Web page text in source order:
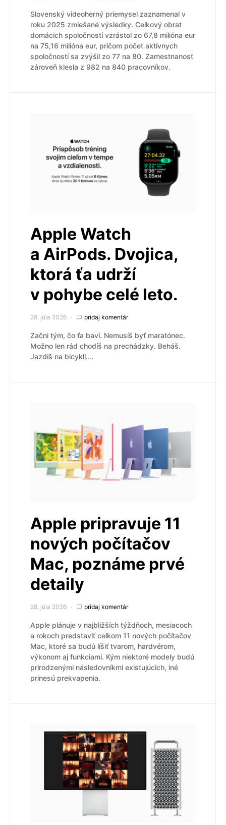
Slovenský videoherný priemysel zaznamenal v
roku 2025 zmiešané výsledky. Celkový obrat
domácich spoločností vzrástol zo 67,8 milióna eur
na 75,16 milióna eur, pričom počet aktívnych
spoločností sa zvýšil zo 77 na 80. Zamestnanosť
zároveň klesla z 982 na 840 pracovníkov.
Apple Watch
a AirPods. Dvojica,
ktorá ťa udrží
v pohybe celé leto.
28. júla 2026 pridaj komentár
Začni tým, čo ťa baví. Nemusíš byť maratónec.
Možno len rád chodíš na prechádzky. Beháš.
Jazdíš na bicykli.…
Apple pripravuje 11
nových počítačov
Mac, poznáme prvé
detaily
28. júla 2026 pridaj komentár
Apple plánuje v najbližších týždňoch, mesiacoch
a rokoch predstaviť celkom 11 nových počítačov
Mac, ktoré sa budú líšiť tvarom, hardvérom,
výkonom aj funkciami. Kým niektoré modely budú
prirodzenými následovníkmi existujúcich, iné
prinesú prekvapenia.